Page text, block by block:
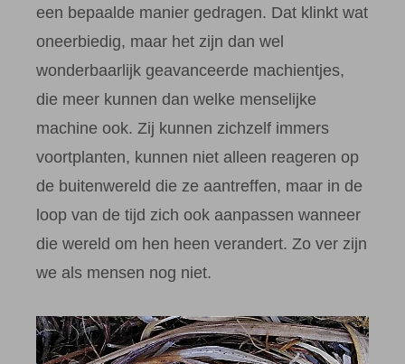
een bepaalde manier gedragen. Dat klinkt wat
oneerbiedig, maar het zijn dan wel
wonderbaarlijk geavanceerde machientjes,
die meer kunnen dan welke menselijke
machine ook. Zij kunnen zichzelf immers
voortplanten, kunnen niet alleen reageren op
de buitenwereld die ze aantreffen, maar in de
loop van de tijd zich ook aanpassen wanneer
die wereld om hen heen verandert. Zo ver zijn
we als mensen nog niet.